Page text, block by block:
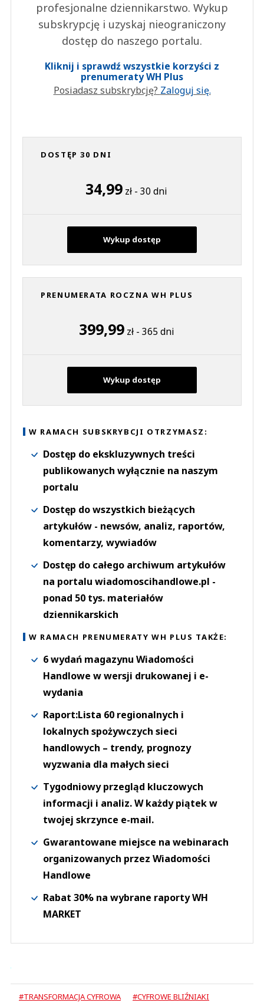
profesjonalne dziennikarstwo. Wykup
subskrypcję i uzyskaj nieograniczony
dostęp do naszego portalu.
Kliknij i sprawdź wszystkie korzyści z
prenumeraty WH Plus
Posiadasz subskrybcję? Zaloguj się.
DOSTĘP 30 DNI
34,99 zł - 30 dni
Wykup dostęp
PRENUMERATA ROCZNA WH PLUS
399,99zł - 365 dni
Wykup dostęp
W RAMACH SUBSKRYBCJI OTRZYMASZ:
Dostęp do ekskluzywnych treści
publikowanych wyłącznie na naszym
portalu
Dostęp do wszystkich bieżących
artykułów - newsów, analiz, raportów,
komentarzy, wywiadów
Dostęp do całego archiwum artykułów
na portalu wiadomoscihandlowe.pl -
ponad 50 tys. materiałów
dziennikarskich
W RAMACH PRENUMERATY WH PLUS TAKŻE:
6 wydań magazynu Wiadomości
Handlowe w wersji drukowanej i e-
wydania
Raport:Lista 60 regionalnych i
lokalnych spożywczych sieci
handlowych – trendy, prognozy
wyzwania dla małych sieci
Tygodniowy przegląd kluczowych
informacji i analiz. W każdy piątek w
twojej skrzynce e-mail.
Gwarantowane miejsce na webinarach
organizowanych przez Wiadomości
Handlowe
Rabat 30% na wybrane raporty WH
MARKET
#TRANSFORMACJA CYFROWA
#CYFROWE BLIŹNIAKI